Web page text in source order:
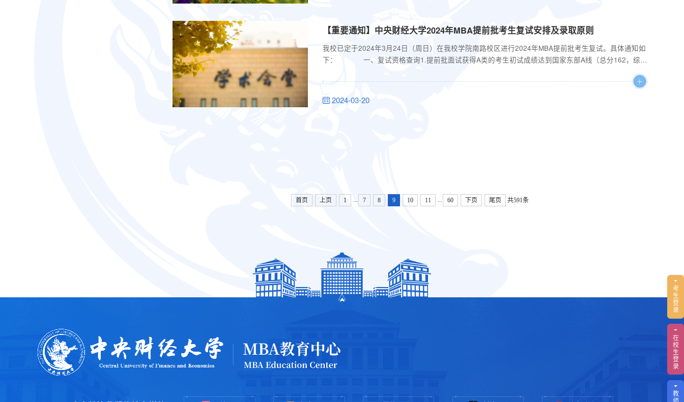
【重要通知】中央财经大学2024年MBA提前批考生复试安排及录取原则
我校已定于2024年3月24日（周日）在我校学院南路校区进行2024年MBA提前批考生复试。具体通知如
下： 一、复试资格查询1.提前批面试获得A类的考生初试成绩达到国家东部A线（总分162，综
（总分162，综78，英语39），即可获得预录取资格。2.请上线的提前批考生登录中央财经大学MBA教
育中心主页（http://mba.cufe.edu.cn/），点...
2024-03-20
首页 上页 1 ... 7 8 9 10 11 ... 60 下页 尾页 共591条
考
生
登
录
在
校
生
登
录
教
师